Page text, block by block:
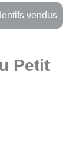
vendus
Petit